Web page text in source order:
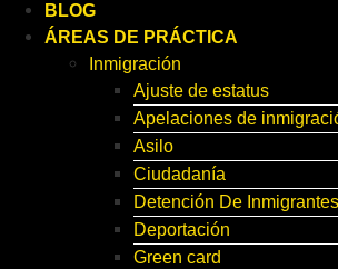
BLOG
ÁREAS DE PRÁCTICA
Inmigración
Ajuste de estatus
Apelaciones de
Asilo
Ciudadanía
Detención De Inmigrantes
Deportación
Green card